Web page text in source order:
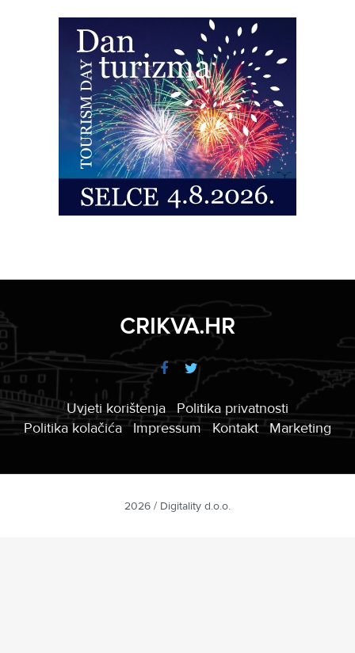
CRIKVA.HR
Uvjeti korištenja
Politika privatnosti
Politika kolačića
Impressum Kontakt Marketing
2026 / Digitality d.o.o.